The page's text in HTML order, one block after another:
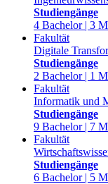
Studiengänge
4 Bachelor | 3
Fakultät
Digitale
Studiengänge
2 Bachelor | 1
Fakultät
Informatik und
Studiengänge
9 Bachelor | 7
Fakultät
Studiengänge
6 Bachelor | 5